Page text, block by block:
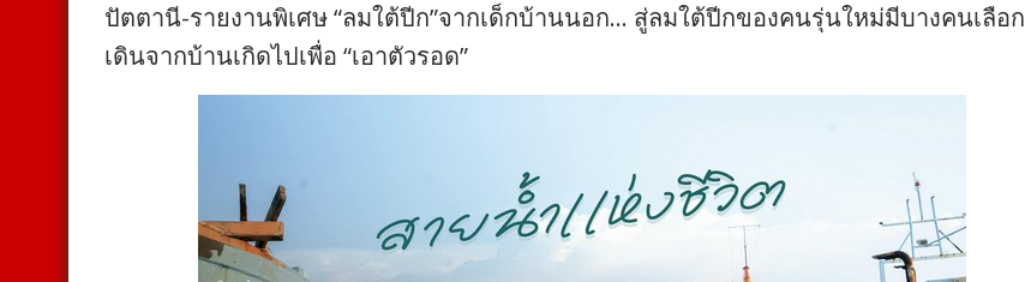
ปัตตานี-รายงานพิเศษ “ลมใต้ปีก”จากเด็กบ้านนอก… สู่ลมใต้ปีกของคนรุ่นใหม่มีบางคนเลือก
เดินจากบ้านเกิดไปเพื่อ “เอาตัวรอด”